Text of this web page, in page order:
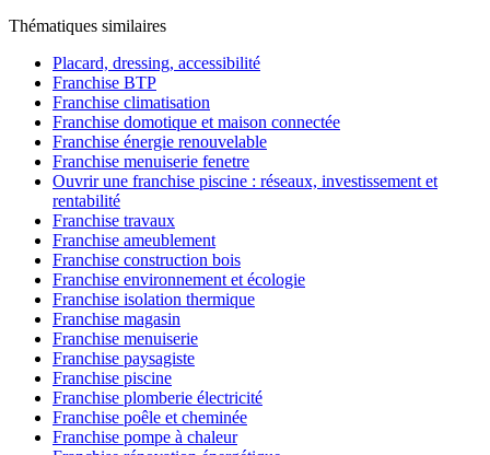
Thématiques similaires
Placard, dressing, accessibilité
Franchise BTP
Franchise climatisation
Franchise domotique et maison connectée
Franchise énergie renouvelable
Franchise menuiserie fenetre
Ouvrir une franchise piscine : réseaux, investissement et
rentabilité
Franchise travaux
Franchise ameublement
Franchise construction bois
Franchise environnement et écologie
Franchise isolation thermique
Franchise magasin
Franchise menuiserie
Franchise paysagiste
Franchise piscine
Franchise plomberie électricité
Franchise poêle et cheminée
Franchise pompe à chaleur